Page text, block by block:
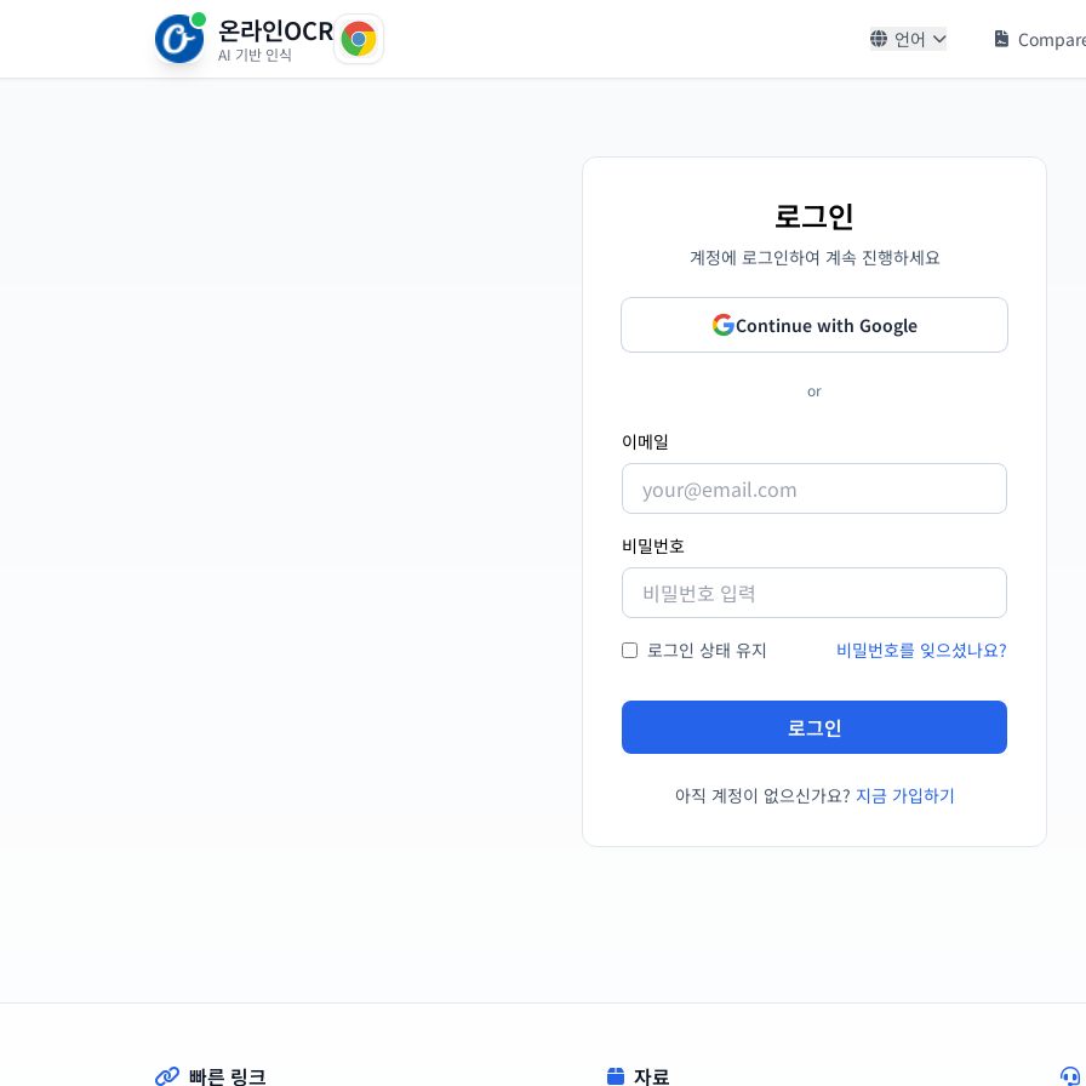
온라인OCR
AI 기반 인식
언어
로그인
계정에 로그인하여 계속 진행하세요
Continue with Google
or
이메일
비밀번호
로그인 상태 유지 비밀번호를 잊으셨나요?
로그인
아직 계정이 없으신가요? 지금 가입하기
빠른 링크 자료